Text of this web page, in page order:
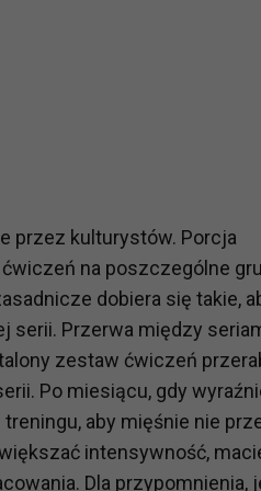
przez kulturystów. Porcja
na poszczególne
dobiera się takie,
serii. Przerwa między
zestaw ćwiczeń
Po miesiącu, gdy
aby mięśnie nie
intensywność,
Dla przypomnienia,
podmiotów trzecich będzie